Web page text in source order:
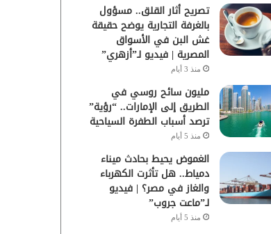
تصريح أثار القلق.. مسؤول
بالغرفة التجارية يوضح حقيقة
غش البن في الأسواق
المصرية | فيديو لـ”أزهري”
منذ 3 أيام
مليون سائح روسي في
الطريق إلى الإمارات.. “رؤية”
ترصد أسباب الطفرة السياحية
منذ 5 أيام
الغموض يحيط بحادث ميناء
دمياط.. هل تأثرت الكهرباء
والغاز في مصر؟ | فيديو
لـ”ماعت جروب”
منذ 5 أيام